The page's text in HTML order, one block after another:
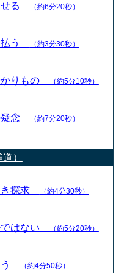
せる （約6分20秒）
払う （約3分30秒）
かりもの （約5分10秒）
疑念 （約7分20秒）
）
き探求 （約4分30秒）
ではない （約5分20秒）
う （約4分50秒）